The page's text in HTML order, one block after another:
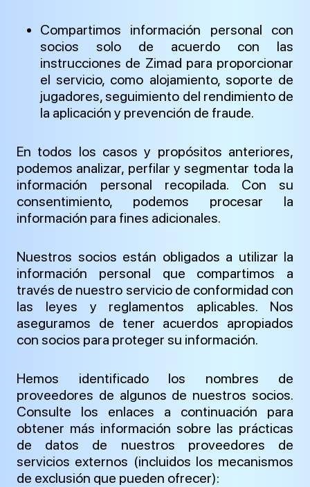
Compartimos información personal con
socios solo de acuerdo con las
instrucciones de Zimad para proporcionar
el servicio, como alojamiento, soporte de
jugadores, seguimiento del rendimiento de
la aplicación y prevención de fraude.
En todos los casos y propósitos anteriores,
podemos analizar, perfilar y segmentar toda la
información personal recopilada. Con su
consentimiento, podemos procesar la
información para fines adicionales.
Nuestros socios están obligados a utilizar la
información personal que compartimos a
través de nuestro servicio de conformidad con
las leyes y reglamentos aplicables. Nos
aseguramos de tener acuerdos apropiados
con socios para proteger su información.
Hemos identificado los nombres de
proveedores de algunos de nuestros socios.
Consulte los enlaces a continuación para
obtener más información sobre las prácticas
de datos de nuestros proveedores de
servicios externos (incluidos los mecanismos
de exclusión que pueden ofrecer):